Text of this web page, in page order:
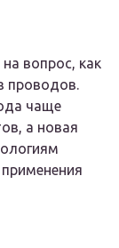
вопрос, как
проводов.
чаще
а новая